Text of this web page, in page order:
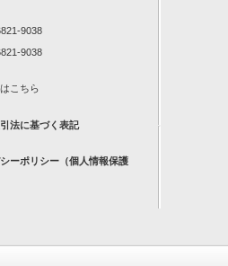
9038
9038
こちら
法に基づく表記
ーポリシー（個人情報保護